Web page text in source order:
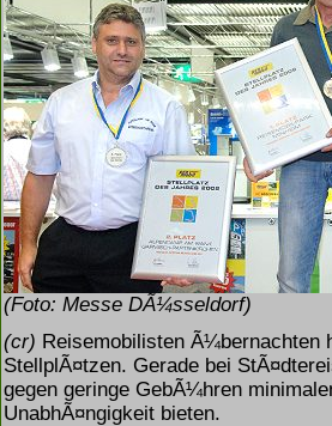
(Foto: Messe DÃ¼sseldorf)
(cr) Reisemobilisten Ã¼bernachten
StellplÃ¤tzen. Gerade bei
gegen geringe GebÃ¼hren
UnabhÃ¤ngigkeit bieten.